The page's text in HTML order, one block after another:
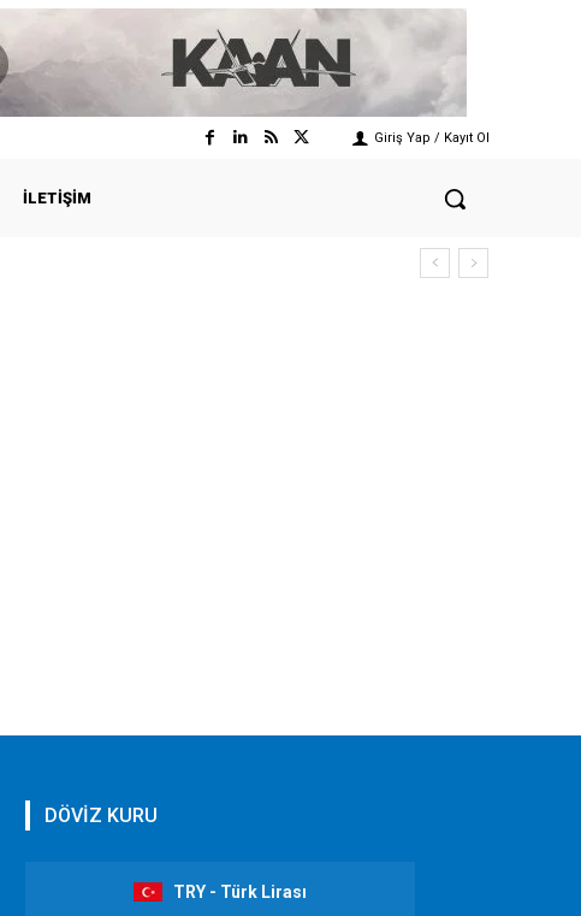
Giriş Yap / Kayıt Ol
İLETIŞIM
DÖVİZ KURU
TRY - Türk Lirası